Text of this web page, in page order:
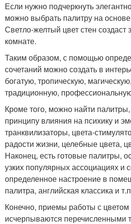
Если нужно подчеркнуть
можно выбрать палитру на основе
Светло-желтый цвет стен создаст
комнате.
Таким образом, с помощью
сочетаний можно создать в
богатую, тропическую,
традиционную,
Кроме того, можно найти
принципу влияния на психику и
транквилизаторы, цвета-
радости жизни, целебные цвета,
Наконец, есть готовые палитры,
узких популярных ассоциациях и
определенное настроение в
палитра, английская классика и
Конечно, приемы работы с
исчерпываются перечисленными